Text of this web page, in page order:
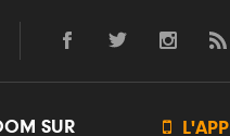
SUR 